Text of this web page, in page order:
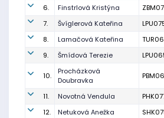
6.
Finstrlová Kristýna
7.
Švíglerová Kateřina
8.
Lamačová Kateřina
9.
Šmídová Terezie
10.
Procházková
Doubravka
11. Novotná Vendula
12.
Netuková Anežka